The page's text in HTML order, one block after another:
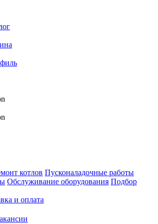
котлов Пусконаладочные работы
Обслуживание оборудования Подбор
и оплата